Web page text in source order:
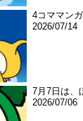
4コママン
2026/07/14
7月7日は、
2026/07/06